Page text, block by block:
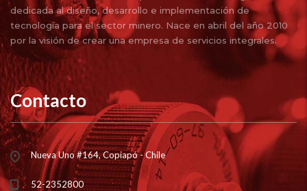
dedicada al diseño, desarrollo e implementación de
tecnología para el sector minero. Nace en abril del año 2010
por la visión de crear una empresa de servicios integrales.
Contacto
Nueva Uno #164, Copiapó - Chile
52-2352800